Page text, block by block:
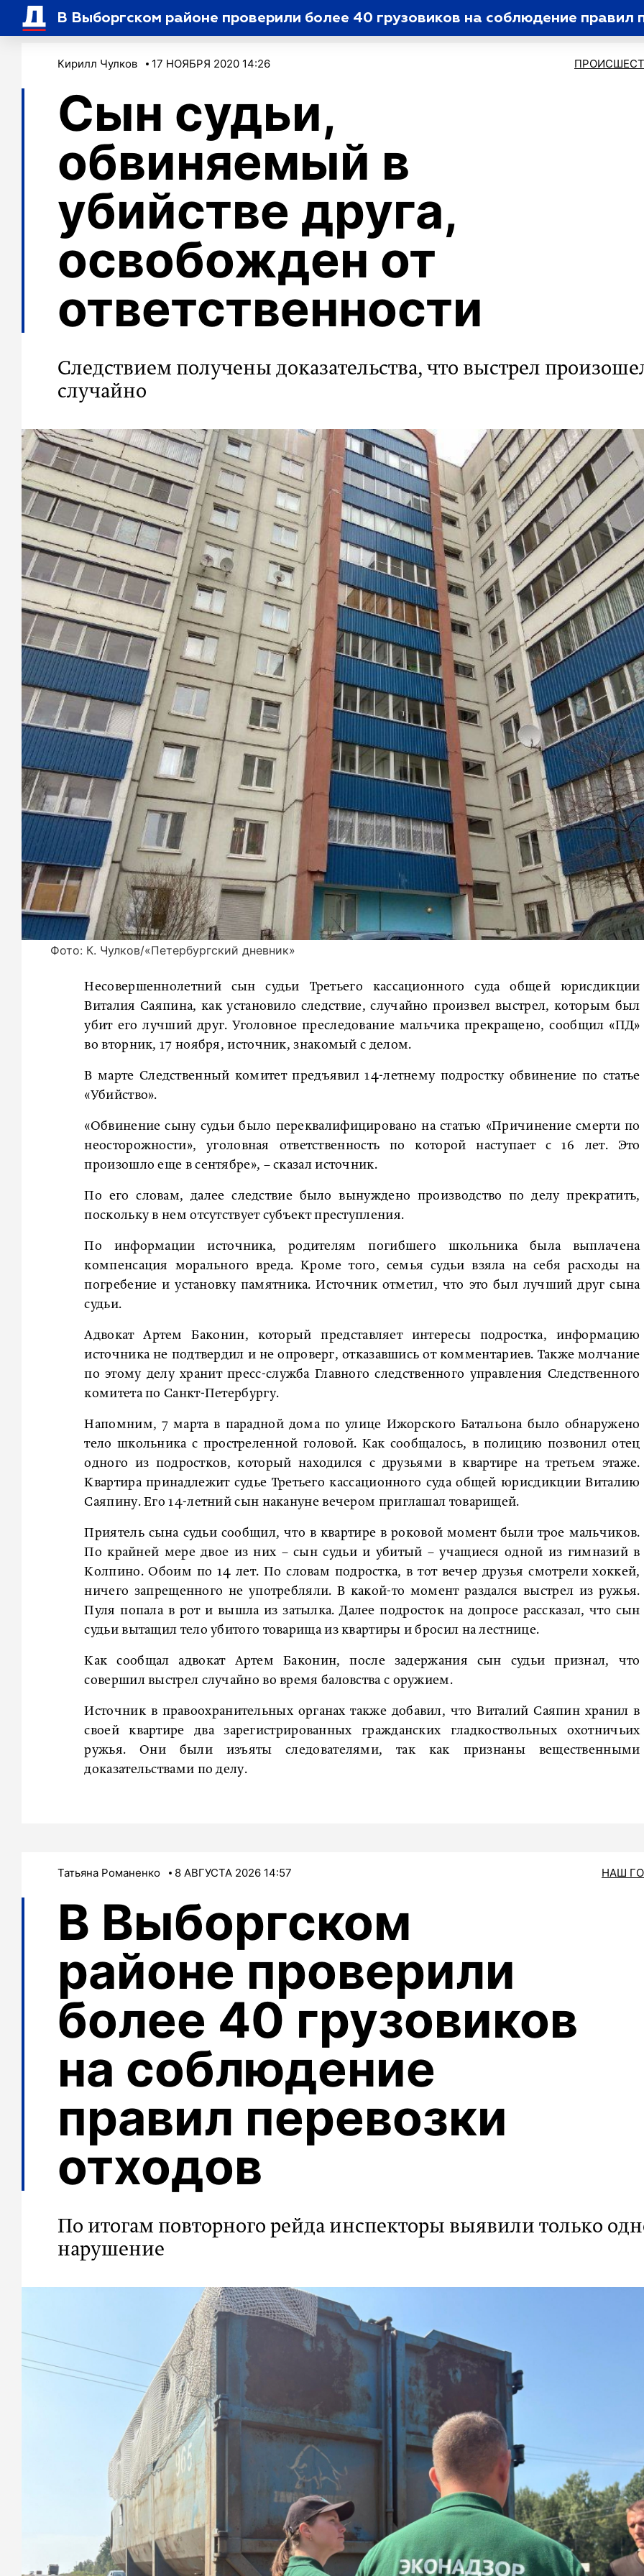
В Выборгском районе проверили более 40 грузовиков на соблюдение правил
Кирилл Чулков 17 НОЯБРЯ 2020 14:26
Сын судьи,
обвиняемый в
убийстве друга,
освобожден от
ответственности
Следствием получены доказательства, что выстрел
случайно
Фото: К. Чулков/«Петербургский дневник»
Несовершеннолетний сын судьи Третьего кассационного суда общей юрисдикции
Виталия Саяпина, как установило следствие, случайно произвел выстрел, которым был
убит его лучший друг. Уголовное преследование мальчика прекращено, сообщил «ПД»
во вторник, 17 ноября, источник, знакомый с делом.
В марте Следственный комитет предъявил 14-летнему подростку обвинение по статье
«Убийство».
«Обвинение сыну судьи было переквалифицировано на статью «Причинение смерти по
неосторожности», уголовная ответственность по которой наступает с 16 лет. Это
произошло еще в сентябре», – сказал источник.
По его словам, далее следствие было вынуждено производство по делу прекратить,
поскольку в нем отсутствует субъект преступления.
По информации источника, родителям погибшего школьника была выплачена
компенсация морального вреда. Кроме того, семья судьи взяла на себя расходы на
погребение и установку памятника. Источник отметил, что это был лучший друг сына
судьи.
Адвокат Артем Баконин, который представляет интересы подростка, информацию
источника не подтвердил и не опроверг, отказавшись от комментариев. Также молчание
по этому делу хранит пресс-служба Главного следственного управления Следственного
комитета по Санкт-Петербургу.
Напомним, 7 марта в парадной дома по улице Ижорского Батальона было обнаружено
тело школьника с простреленной головой. Как сообщалось, в полицию позвонил отец
одного из подростков, который находился с друзьями в квартире на третьем этаже.
Квартира принадлежит судье Третьего кассационного суда общей юрисдикции Виталию
Саяпину. Его 14-летний сын накануне вечером приглашал товарищей.
Приятель сына судьи сообщил, что в квартире в роковой момент были трое мальчиков.
По крайней мере двое из них – сын судьи и убитый – учащиеся одной из гимназий в
Колпино. Обоим по 14 лет. По словам подростка, в тот вечер друзья смотрели хоккей,
ничего запрещенного не употребляли. В какой-то момент раздался выстрел из ружья.
Пуля попала в рот и вышла из затылка. Далее подросток на допросе рассказал, что сын
судьи вытащил тело убитого товарища из квартиры и бросил на лестнице.
Как сообщал адвокат Артем Баконин, после задержания сын судьи признал, что
совершил выстрел случайно во время баловства с оружием.
Источник в правоохранительных органах также добавил, что Виталий Саяпин хранил в
своей квартире два зарегистрированных гражданских гладкоствольных охотничьих
ружья. Они были изъяты следователями, так как признаны вещественными
доказательствами по делу.
Татьяна Романенко 8 АВГУСТА 2026 14:57 НАШ
В Выборгском
районе проверили
более 40 грузовиков
на соблюдение
правил перевозки
отходов
По итогам повторного рейда инспекторы выявили только
нарушение